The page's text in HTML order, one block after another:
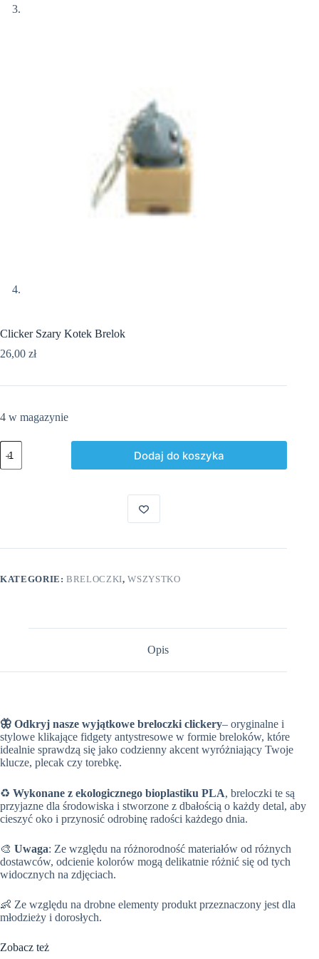
Clicker Szary Kotek Brelok
26,00 zł
4 w magazynie
ilość
Clicker
Szary
Dodaj do koszyka
KATEGORIE:BRELOCZKI,WSZYSTKO
Opis
🦋 Odkryj nasze wyjątkowe breloczki clickery– oryginalne i
stylowe klikające fidgety antystresowe w formie breloków, które
idealnie sprawdzą się jako codzienny akcent wyróżniający Twoje
klucze, plecak czy torebkę.
♻️ Wykonane z ekologicznego bioplastiku PLA, breloczki te są
przyjazne dla środowiska i stworzone z dbałością o każdy detal, aby
cieszyć oko i przynosić odrobinę radości każdego dnia.
🎨 Uwaga: Ze względu na różnorodność materiałów od różnych
dostawców, odcienie kolorów mogą delikatnie różnić się od tych
widocznych na zdjęciach.
👶 Ze względu na drobne elementy produkt przeznaczony jest dla
młodzieży i dorosłych.
Zobacz też